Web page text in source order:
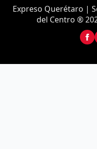
Expreso Querétaro |
del Centro ®